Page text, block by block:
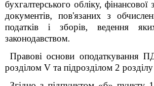
бухгалтерського обліку, фінансової
документів, пов'язаних з
податків і зборів, ведення
законодавством.
Правові основи оподаткування
розділом V та підрозділом 2